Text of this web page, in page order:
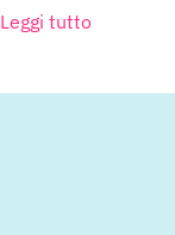
Leggi tutto